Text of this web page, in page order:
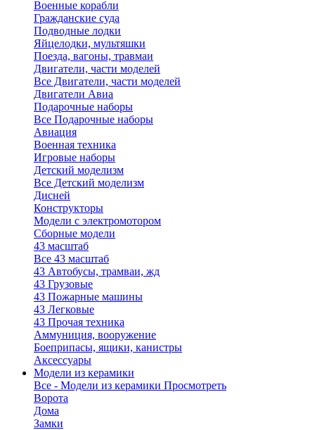
Военные корабли
Гражданские суда
Подводные лодки
Яйцелодки, мультяшки
Поезда, вагоны, травмаи
Двигатели, части моделей
Все Двигатели, части моделей
Двигатели Авиа
Подарочные наборы
Все Подарочные наборы
Авиация
Военная техника
Игровые наборы
Детский моделизм
Все Детский моделизм
Дисней
Конструкторы
Модели с электромотором
Сборные модели
43 масштаб
Все 43 масштаб
43 Автобусы, трамваи, жд
43 Грузовые
43 Пожарные машины
43 Легковые
43 Прочая техника
Аммуниция, вооружение
Боеприпасы, ящики, канистры
Аксессуары
Модели из керамики
Все - Модели из керамики Просмотреть
Ворота
Дома
Замки